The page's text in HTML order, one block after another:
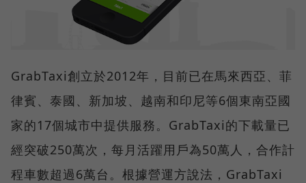
GrabTaxi創立於2012年，目前已在馬來西亞、菲
律賓、泰國、新加坡、越南和印尼等6個東南亞國
家的17個城市中提供服務。GrabTaxi的下載量已
經突破250萬次，每月活躍用戶為50萬人，合作計
程車數超過6萬台。根據營運方說法，GrabTaxi